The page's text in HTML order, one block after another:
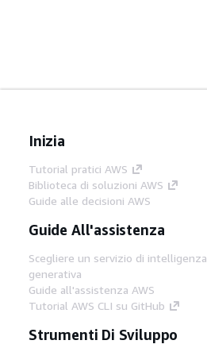
Inizia
Tutorial pratici AWS
Biblioteca di soluzioni AWS
Guide alle decisioni AWS
Guide All'assistenza
Scegliere un servizio di
generativa
Guide all'assistenza AWS
Tutorial AWS CLI su GitHub
Strumenti Di Sviluppo